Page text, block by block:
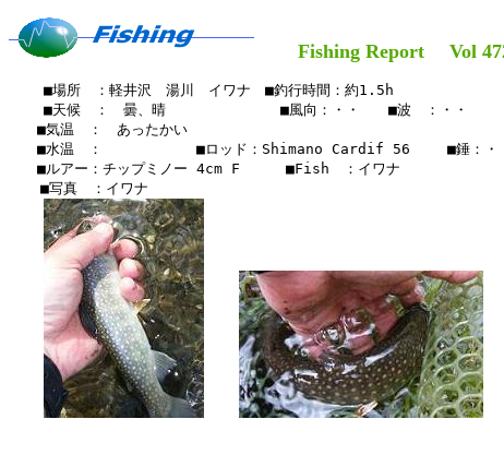
Fishing Report Vol
    ■場所　：軽井沢　湯川　イワナ　■釣行時間：約1.5h
    ■天候　：　曇、晴　　　　     　■風向：・・　　■波　：・・
■気温　：　あったかい
■水温　：　　　　　 　■ロッド：Shimano Cardif 56 　　■錘：・
■ルアー：チップミノー 4cm F　　  ■Fish　：イワナ
  　■写真　：イワナ